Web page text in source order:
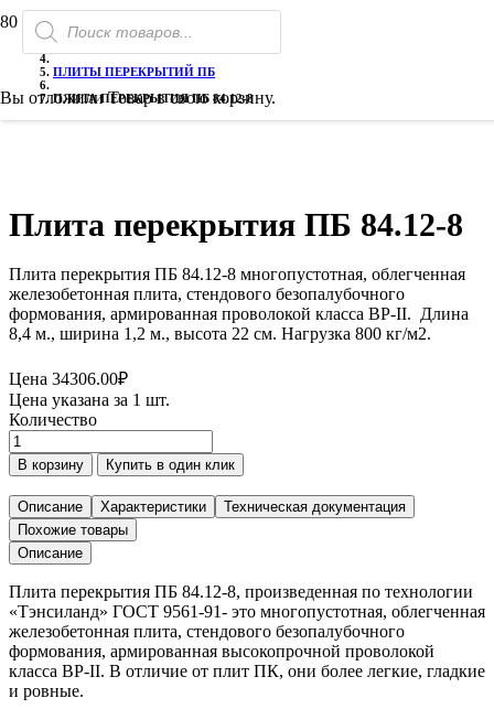
Поиск
товаров
Вы отложилиТоварв свою корзину.
ГАЗОБЕТОН
ПЛИТЫ ПЕРЕКРЫТИЙ ПБ
ПЛИТА ПЕРЕКРЫТИЯ ПБ 84.12-8
Плита перекрытия ПБ 84.12-8
Плита перекрытия ПБ 84.12-8 многопустотная, облегченная
железобетонная плита, стендового безопалубочного
формования, армированная проволокой класса ВР-II. Длина
8,4 м., ширина 1,2 м., высота 22 см. Нагрузка 800 кг/м2.
Цена 34306.00₽
Цена указана за 1 шт.
Количество
Количество
товара
Плита
перекрытия
ПБ
84.12-
8
В корзину Купить в один клик
Описание Характеристики
Техническая документация
Похожие товары
Описание
Плита перекрытия ПБ 84.12-8, произведенная по технологии
«Тэнсиланд» ГОСТ 9561-91- это многопустотная, облегченная
железобетонная плита, стендового безопалубочного
формования, армированная высокопрочной проволокой
класса ВР-II. В отличие от плит ПК, они более легкие, гладкие
и ровные.